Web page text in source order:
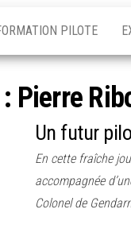
PILOTE
Pierre
Un futur
En cette fraîche
accompagnée
Colonel de